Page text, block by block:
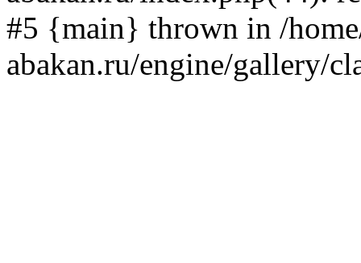
#5 {main} thrown in /
abakan.ru/engine/gallery/